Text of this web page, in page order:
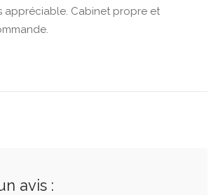
appréciable. Cabinet propre et
avis :